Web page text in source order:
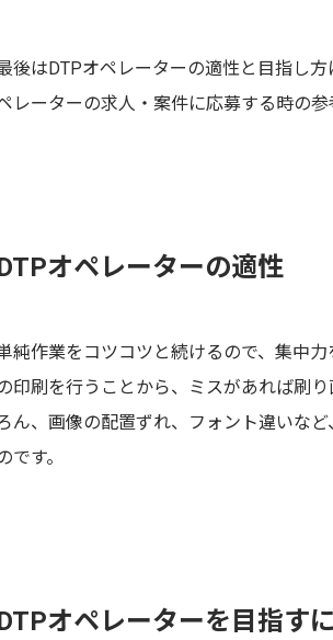
後はDTPオペレーターの適性と目指し
レーターの求人・案件に応募する時の
オペレーターの適性
純作業をコツコツと続けるので、集中
印刷を行うことから、ミスがあれば刷
ん、画像の配置ずれ、フォント違いな
です。
オペレーターを目指す